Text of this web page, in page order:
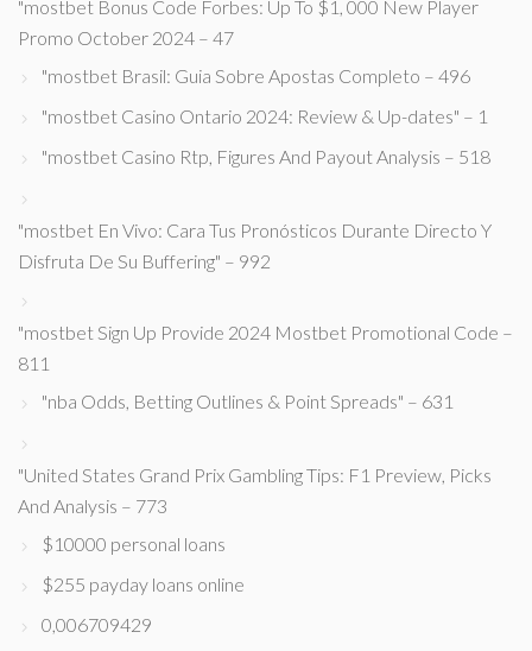
"mostbet Bonus Code Forbes: Up To $1, 000 New Player
Promo October 2024 – 47
"mostbet Brasil: Guia Sobre Apostas Completo – 496
"mostbet Casino Ontario 2024: Review & Up-dates" – 1
"mostbet Casino Rtp, Figures And Payout Analysis – 518
"mostbet En Vivo: Cara Tus Pronósticos Durante Directo Y
Disfruta De Su Buffering" – 992
"mostbet Sign Up Provide 2024 Mostbet Promotional Code –
811
"nba Odds, Betting Outlines & Point Spreads" – 631
"United States Grand Prix Gambling Tips: F1 Preview, Picks
And Analysis – 773
$10000 personal loans
$255 payday loans online
0,006709429